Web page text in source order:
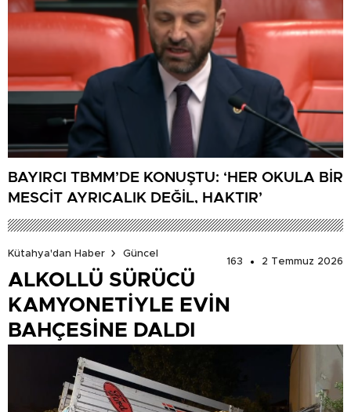
BAYIRCI TBMM’DE KONUŞTU: ‘HER OKULA BİR
MESCİT AYRICALIK DEĞİL, HAKTIR’
Kütahya'dan Haber
Güncel
163
2 Temmuz 2026
ALKOLLÜ SÜRÜCÜ
KAMYONETİYLE EVİN
BAHÇESİNE DALDI